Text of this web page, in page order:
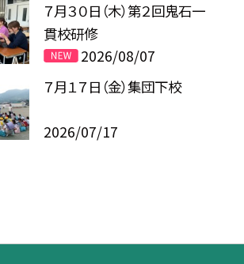
７月３０日（木）第２回鬼石一
貫校研修
2026/08/07
７月１７日（金）集団下校
2026/07/17